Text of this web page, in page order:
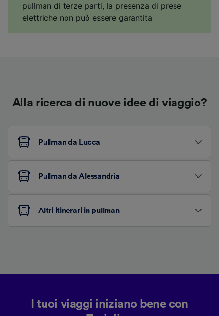
pullman di terze parti, la presenza di prese
elettriche non può essere garantita.
Alla ricerca di nuove idee di viaggio?
Pullman da Lucca
Pullman da Alessandria
Altri itinerari in pullman
I tuoi viaggi iniziano bene con